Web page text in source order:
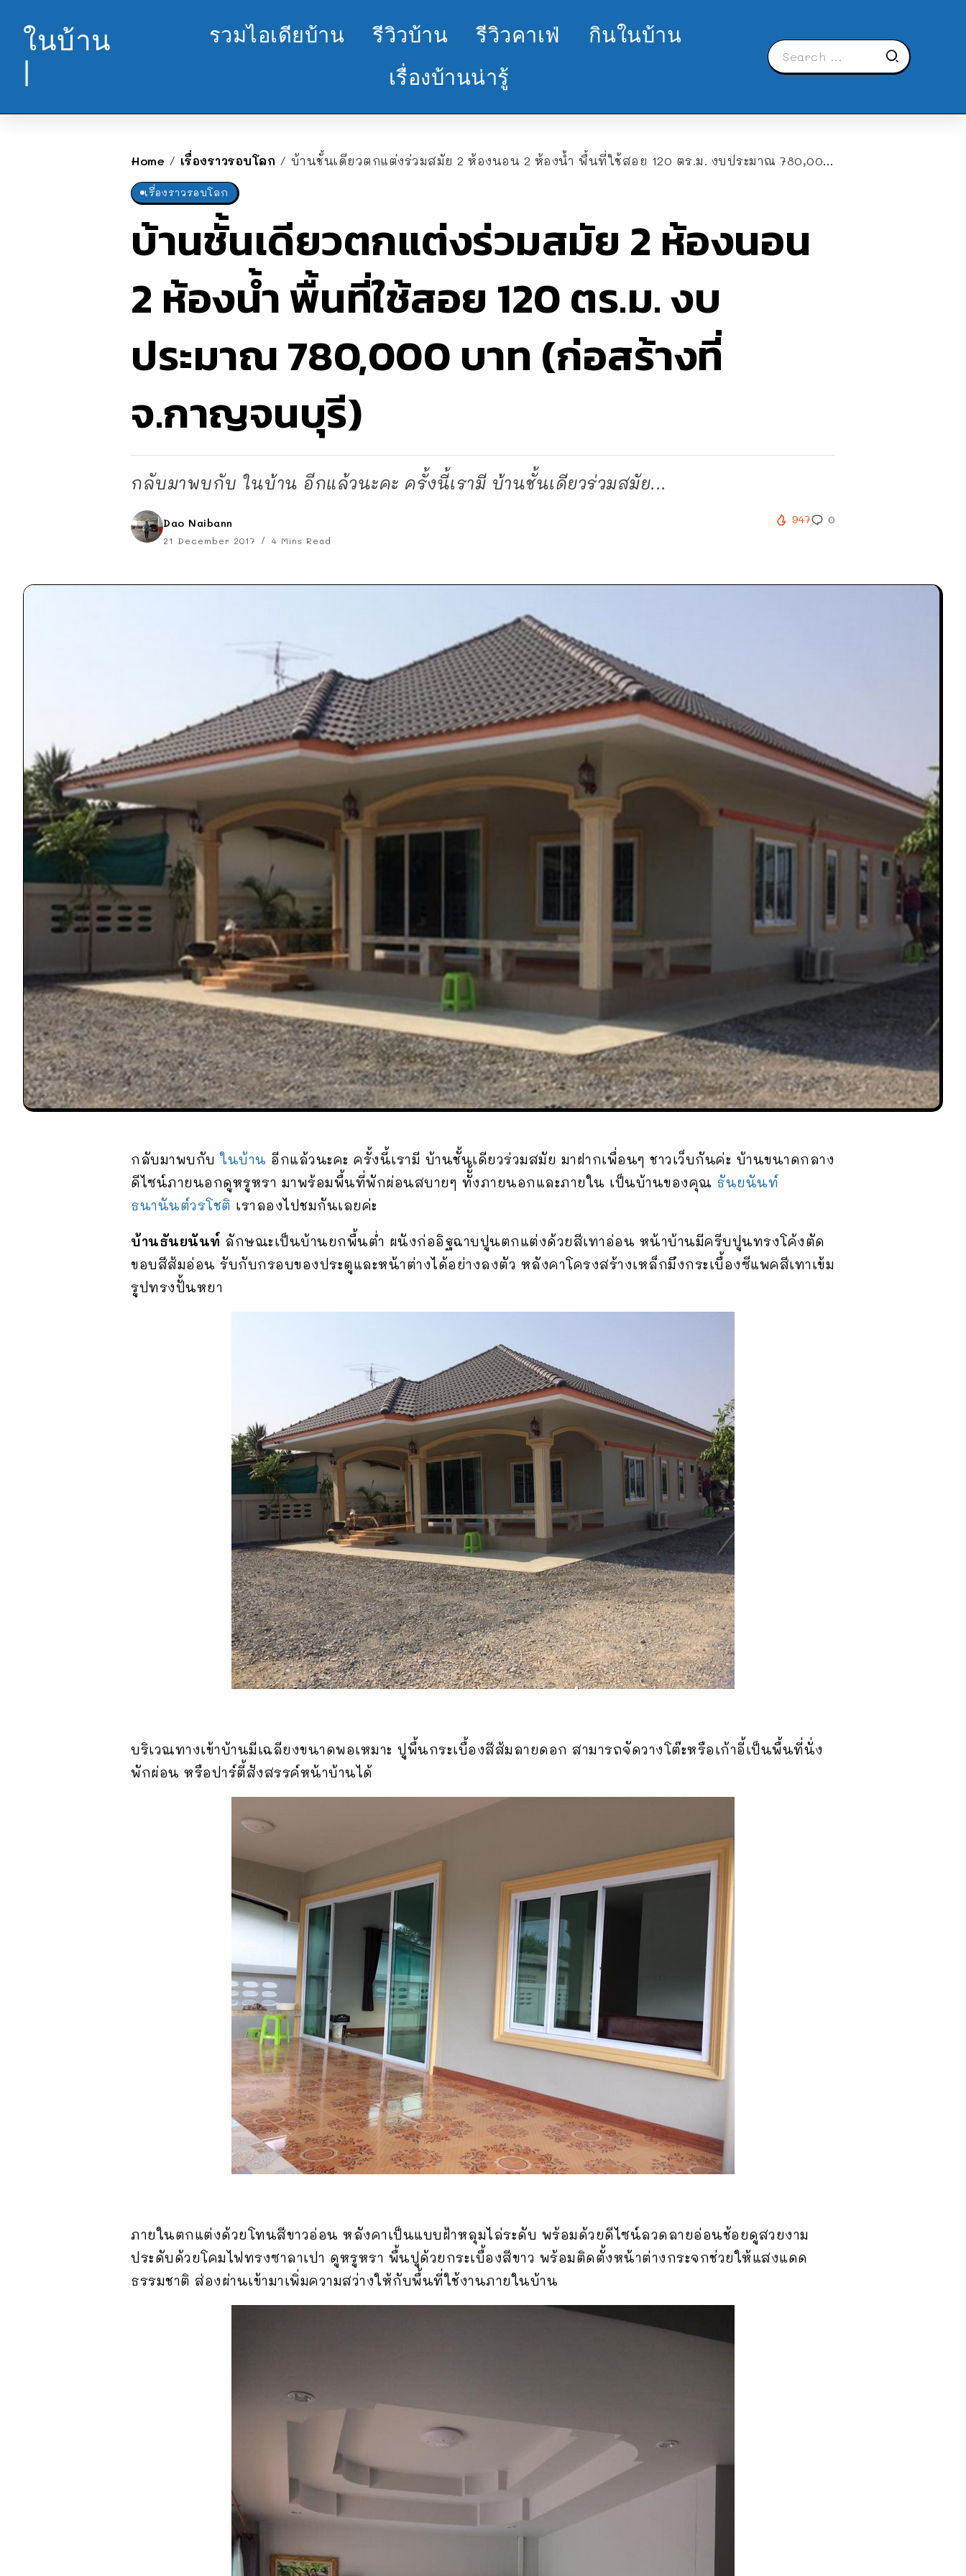
ในบ้าน
|
รวมไอเดียบ้าน รีวิวบ้าน รีวิวคาเฟ่
กินในบ้าน
เรื่องบ้านน่ารู้
Home / เรื่องราวรอบโลก / บ้านชั้นเดียวตกแต่งร่วมสมัย 2 ห้องนอน 2 ห้องน้ำ พื้นที่ใช้สอย 120 ตร.ม. งบประมาณ 780,000 บาท (ก่อสร้างที่ จ.กาญจนบุรี)
เรื่องราวรอบโลก
บ้านชั้นเดียวตกแต่งร่วมสมัย 2 ห้องนอน
2 ห้องน้ำ พื้นที่ใช้สอย 120 ตร.ม. งบ
ประมาณ 780,000 บาท (ก่อสร้างที่
จ.กาญจนบุรี)
กลับมาพบกับ ในบ้าน อีกแล้วนะคะ ครั้งนี้เรามี บ้านชั้นเดียวร่วมสมัย...
Dao Naibann
21 December 2017 4 Mins Read
947 0
กลับมาพบกับในบ้าน อีกแล้วนะคะ ครั้งนี้เรามี บ้านชั้นเดียวร่วมสมัย มาฝากเพื่อนๆ ชาวเว็บกันค่ะ บ้านขนาดกลาง
ดีไซน์ภายนอกดูหรูหรา มาพร้อมพื้นที่พักผ่อนสบายๆ ทัั้งภายนอกและภายใน เป็นบ้านของคุณ ธันยนันท์
ธนานันต์วรโชติ เราลองไปชมกันเลยค่ะ
บ้านธันยนันท์ ลักษณะเป็นบ้านยกพื้นต่ำ ผนังก่ออิฐฉาบปูนตกแต่งด้วยสีเทาอ่อน หน้าบ้านมีครีบปูนทรงโค้งตัด
ขอบสีส้มอ่อน รับกับกรอบของประตูและหน้าต่างได้อย่างลงตัว หลังคาโครงสร้างเหล็กมึงกระเบื้องซีแพคสีเทาเข้ม
รูปทรงปั้นหยา
บริเวณทางเข้าบ้านมีเฉลียงขนาดพอเหมาะ ปูพื้นกระเบื้องสีส้มลายดอก สามารถจัดวางโต๊ะหรือเก้าอี้เป็นพื้นที่นั่ง
พักผ่อน หรือปาร์ตี้สังสรรค์หน้าบ้านได้
ภายในตกแต่งด้วยโทนสีขาวอ่อน หลังคาเป็นแบบฝ้าหลุมไล่ระดับ พร้อมด้วยดีไซน์ลวดลายอ่อนช้อยดูสวยงาม
ประดับด้วยโคมไฟทรงซาลาเปา ดูหรูหรา พื้นปูด้วยกระเบื้องสีขาว พร้อมติดตั้งหน้าต่างกระจกช่วยให้แสงแดด
ธรรมชาติ ส่องผ่านเข้ามาเพิ่มความสว่างให้กับพื้นที่ใช้งานภายในบ้าน